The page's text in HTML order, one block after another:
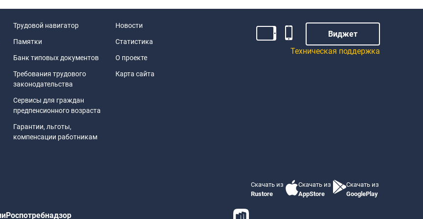
договора, вводимые в соответствии с настоящей
договора работодатель - физическое лицо в
чем за 14 календарных дней. При этом работодатель -
имеет право изменять определенные
Трудовой навигатор
Памятки
Банк типовых документов
Требования трудового
законодательства
Сервисы для граждан
предпенсионного возраста
Гарантии, льготы,
компенсации работникам
Новости
Статистика
О проекте
Карта сайта
Виджет
Техническая поддержка
Роспотребнадзор
Скачать из
Rustore
Скачать из
AppStore
Скачать из
GooglePlay